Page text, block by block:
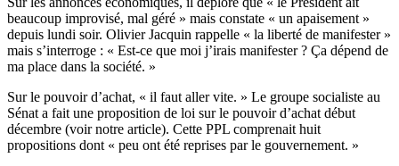
beaucoup improvisé, mal géré » mais constate « un apaisement »
depuis lundi soir. Olivier Jacquin rappelle « la liberté de manifester »
mais s’interroge : « Est-ce que moi j’irais manifester ? Ça dépend de
ma place dans la société. »
Sur le pouvoir d’achat, « il faut aller vite. » Le groupe socialiste au
Sénat a fait une proposition de loi sur le pouvoir d’achat début
décembre (voir notre article). Cette PPL comprenait huit
propositions dont « peu ont été reprises par le gouvernement. »